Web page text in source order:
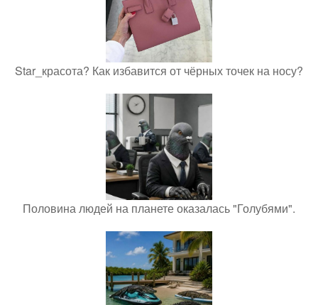
Star_красота? Как избавится от чёрных точек на носу?
Половина людей на планете оказалась "Голубями".